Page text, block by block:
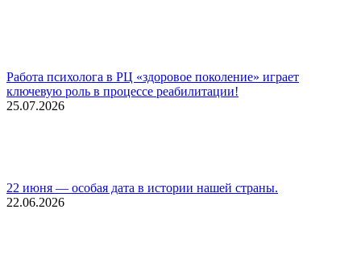
Работа психолога в РЦ «здоровое поколение» играет
ключевую роль в процессе реабилитации!
25.07.2026
22 июня — особая дата в истории нашей страны.
22.06.2026